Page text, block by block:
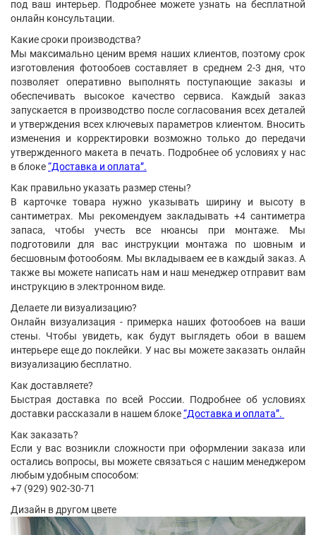
под ваш интерьер. Подробнее можете узнать на бесплатной
онлайн консультации.
Какие сроки производства?
Мы максимально ценим время наших клиентов, поэтому срок
изготовления фотообоев составляет в среднем 2-3 дня, что
позволяет оперативно выполнять поступающие заказы и
обеспечивать высокое качество сервиса. Каждый заказ
запускается в производство после согласования всех деталей
и утверждения всех ключевых параметров клиентом. Вносить
изменения и корректировки возможно только до передачи
утвержденного макета в печать. Подробнее об условиях у нас
в блоке“Доставка и оплата”.
Как правильно указать размер стены?
В карточке товара нужно указывать ширину и высоту в
сантиметрах. Мы рекомендуем закладывать +4 сантиметра
запаса, чтобы учесть все нюансы при монтаже. Мы
подготовили для вас инструкции монтажа по шовным и
бесшовным фотообоям. Мы вкладываем ее в каждый заказ. А
также вы можете написать нам и наш менеджер отправит вам
инструкцию в электронном виде.
Делаете ли визуализацию?
Онлайн визуализация - примерка наших фотообоев на ваши
стены. Чтобы увидеть, как будут выглядеть обои в вашем
интерьере еще до поклейки. У нас вы можете заказать онлайн
визуализацию бесплатно.
Как доставляете?
Быстрая доставка по всей России. Подробнее об условиях
доставки рассказали в нашем блоке“Доставка и оплата”.
Как заказать?
Если у вас возникли сложности при оформлении заказа или
остались вопросы, вы можете связаться с нашим менеджером
любым удобным способом:
+7 (929) 902-30-71
Дизайн в другом цвете